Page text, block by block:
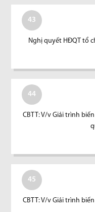
43
Nghị quyết HĐQT tổ
44
CBTT: V/v Giải trình
45
CBTT: V/v Giải trình